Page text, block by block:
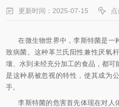
更新时间：2025-07-15
在微生物世界中，李斯特菌是一
致病菌。这种革兰氏阳性兼性厌氧
壤、水到未经充分加工的食品，都可
是这种易被忽视的特性，使其成为
手。
李斯特菌的危害首先体现在对人